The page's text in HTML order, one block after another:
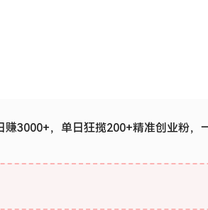
赚3000+，单日狂揽200+精准创业粉，